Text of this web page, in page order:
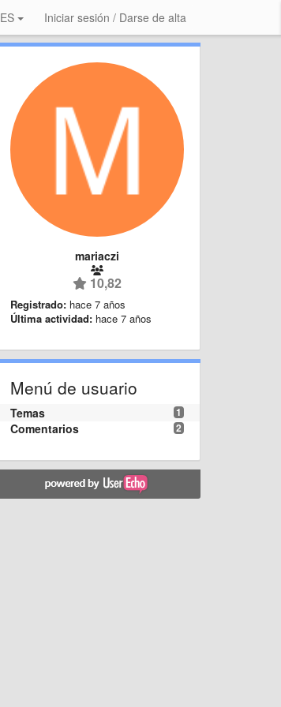
ES Iniciar sesión / Darse de alta
mariaczi
10,82
Registrado: hace 7 años
Última actividad: hace 7 años
Menú de usuario
1
Temas
2
Comentarios